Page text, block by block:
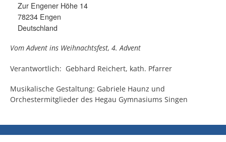
Zur Engener Höhe 14
78234 Engen
Deutschland
Vom Advent ins Weihnachtsfest, 4. Advent
Verantwortlich: Gebhard Reichert, kath. Pfarrer
Musikalische Gestaltung: Gabriele Haunz und
Orchestermitglieder des Hegau Gymnasiums Singen